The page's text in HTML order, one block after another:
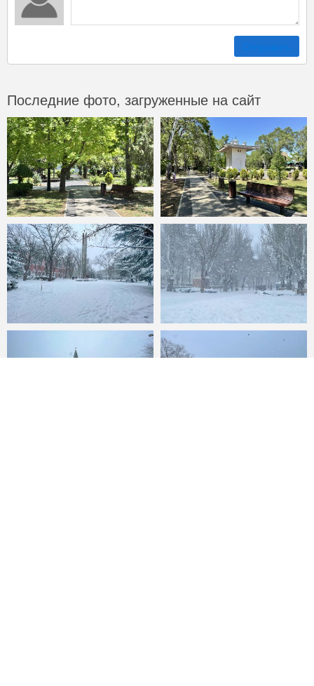
Отправить
Последние фото, загруженные на сайт